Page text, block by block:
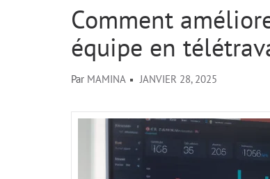
Comment
équipe en
Par MAMINA JANVIER 28, 2025